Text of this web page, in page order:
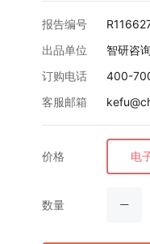
报告编号
出品单位
智研咨询
订购电话
400-
客服邮箱
价格 电
数量